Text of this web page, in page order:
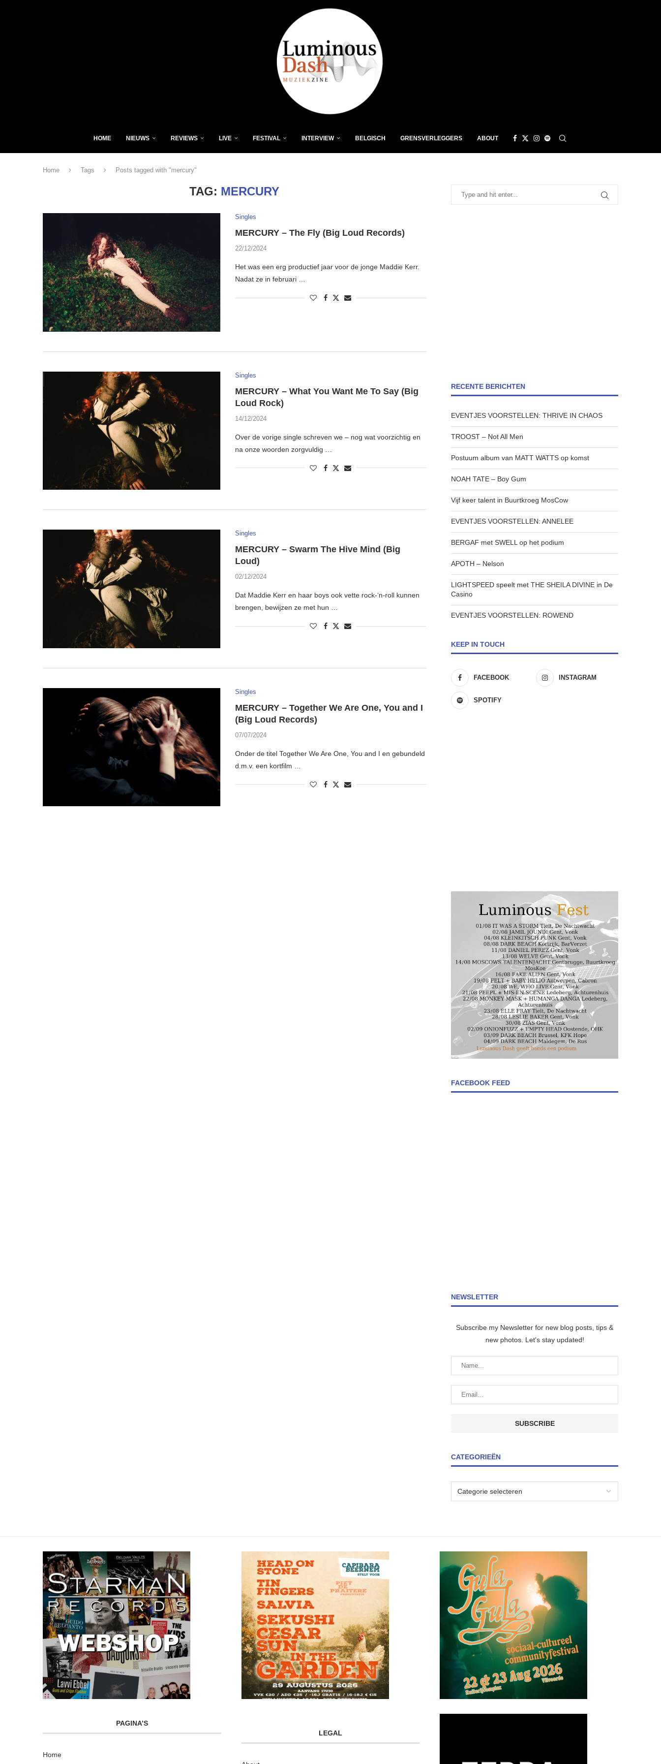
HOME NIEUWS REVIEWS LIVE FESTIVAL INTERVIEW BELGISCH GRENSVERLEGGERS ABOUT
Home Tags Posts tagged with "mercury"
TAG: MERCURY
Singles
MERCURY – The Fly (Big Loud Records)
22/12/2024
Het was een erg productief jaar voor de jonge Maddie Kerr.
Nadat ze in februari …
Singles
MERCURY – What You Want Me To Say (Big
Loud Rock)
14/12/2024
Over de vorige single schreven we – nog wat voorzichtig en
na onze woorden zorgvuldig …
Singles
MERCURY – Swarm The Hive Mind (Big
Loud)
02/12/2024
Dat Maddie Kerr en haar boys ook vette rock-‘n-roll kunnen
brengen, bewijzen ze met hun …
Singles
MERCURY – Together We Are One, You and I
(Big Loud Records)
07/07/2024
Onder de titel Together We Are One, You and I en gebundeld
d.m.v. een kortfilm …
RECENTE BERICHTEN
EVENTJES VOORSTELLEN: THRIVE IN CHAOS
TROOST – Not All Men
Postuum album van MATT WATTS op komst
NOAH TATE – Boy Gum
Vijf keer talent in Buurtkroeg MosCow
EVENTJES VOORSTELLEN: ANNELEE
BERGAF met SWELL op het podium
APOTH – Nelson
LIGHTSPEED speelt met THE SHEILA DIVINE in De
Casino
EVENTJES VOORSTELLEN: ROWEND
KEEP IN TOUCH
FACEBOOK INSTAGRAM
SPOTIFY
FACEBOOK FEED
NEWSLETTER
Subscribe my Newsletter for new blog posts, tips &
new photos. Let's stay updated!
CATEGORIEËN
PAGINA’S
Home
LEGAL